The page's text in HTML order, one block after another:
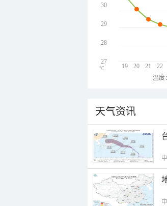
19 20 21 22
30
29
28
27
℃
温度
天气资讯